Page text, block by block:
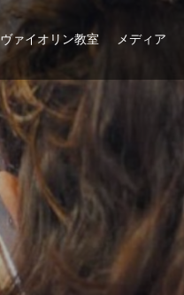
ヴァイオリン教室 メディア